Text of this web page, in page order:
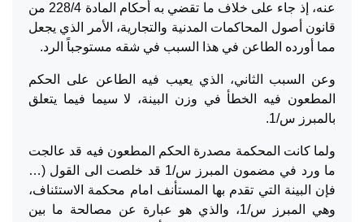
عنه، إذ جاء على خلاف ما تقضي به أحكام المادة 228/4 من
قانون أصول المحاكمات المدنية والتجارية، الأمر الذي يجعل
مما أورده الطاعن في هذا السبب في شقه مستوجباً الرد.
وعن السبب الثاني، الذي يعيب فيه الطاعن على الحكم
المطعون فيه الخطأ في وزن البينة، لا سيما فيما يتعلق
بالمبرز س/1.
ولما كانت المحكمة مصدرة الحكم المطعون فيه قد عالجت
ما ورد في مضمون المبرز س/1 قد خلصت الى القول (…
فإن البينة التي تقدم بها المستأنف امام محكمة الاستئناف،
وهي المبرز س/1، والذي هو عبارة عن مصالحة ما بين